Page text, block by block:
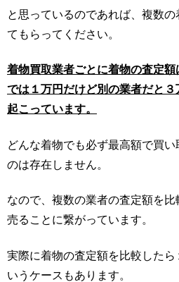
と思っているのであれば、複数
てもらってください。
着物買取業者ごとに着物の査定
では１万円だけど別の業者だと
起こっています。
どんな着物でも必ず最高額で買
のは存在しません。
なので、複数の業者の査定額を比
売ることに繋がっています。
実際に着物の査定額を比較した
いうケースもあります。